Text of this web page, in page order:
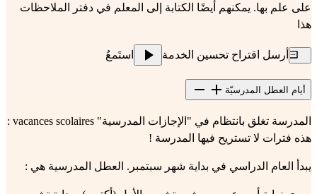
على علم بها. يمكنهم أيضًا الكتابة إلى المعلم في دفتر الملاحظات
هذا
أرسل اقتراح تحسين الخدمة استَمعُ
أيام العطل المدرسيّة
المدرسة تغلق بانتظام في "الإجازات المدرسية" vacances scolaires :
هذه فترات لا تستريح فيها المدرسة !
يبدأ العام الدراسي في بداية شهر سبتمبر. العطل المدرسية هي :